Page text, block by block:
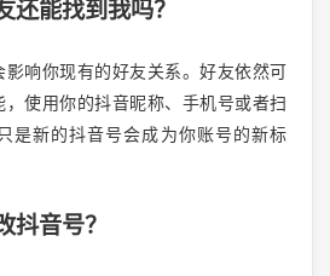
还能找到我吗？
响你现有的好友关系。好友依然可
，使用你的抖音昵称、手机号或者扫
是新的抖音号会成为你账号的新标
抖音号？